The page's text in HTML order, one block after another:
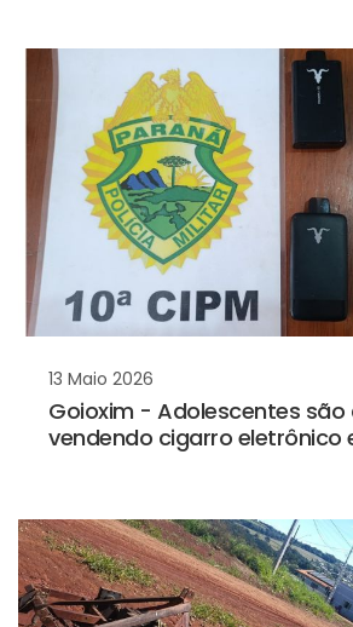
13 Maio 2026
Goioxim - Adolescentes são
vendendo cigarro eletrônico